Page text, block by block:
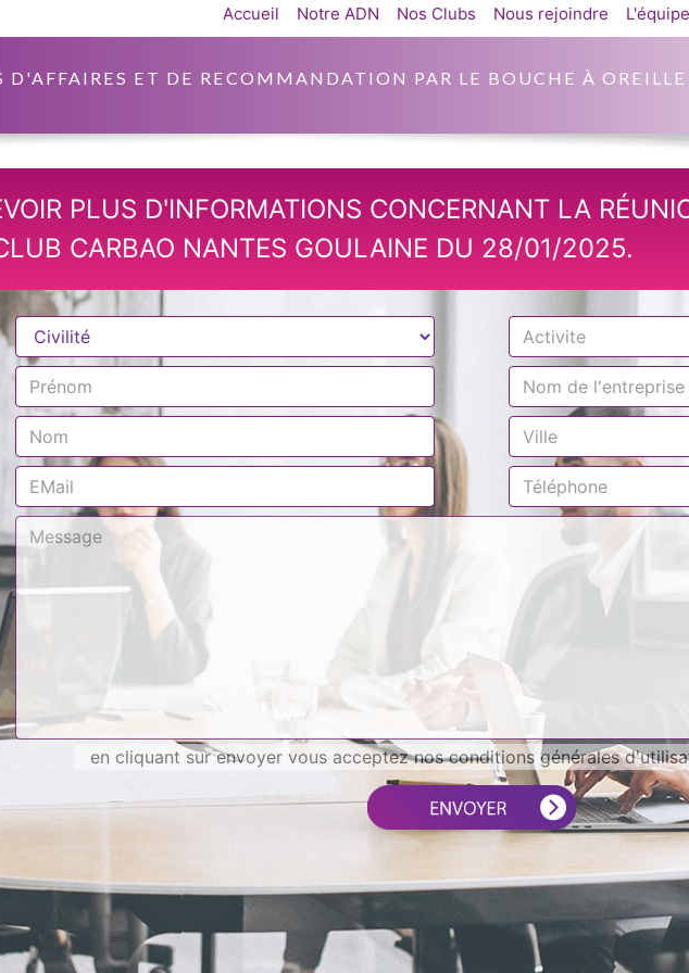
D'AFFAIRES ET DE RECOMMANDATION PAR LE BOUCHE À OREILLE
Accueil Notre ADN Nos Clubs Nous rejoindre L'équipe
PLUS D'INFORMATIONS CONCERNANT LA
CARBAO NANTES GOULAINE DU 28/01/2025.
en cliquant sur envoyer vous acceptez nos conditions générales